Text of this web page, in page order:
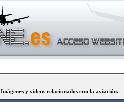
Imágenes y videos relacionados con la aviación.